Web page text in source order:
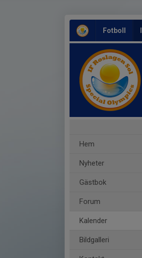
Fotboll
Hem
Nyheter
Gästbok
Forum
Kalender
Bildgalleri